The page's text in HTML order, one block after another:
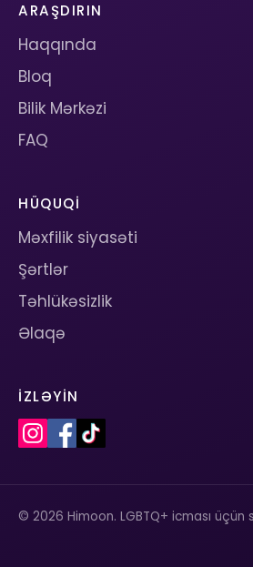
ARAŞDIRIN
Haqqında
Bloq
Bilik Mərkəzi
FAQ
HÜQUQI
Məxfilik siyasəti
Şərtlər
Təhlükəsizlik
Əlaqə
İZLƏYIN
© 2026 Himoon. LGBTQ+ icması üçün